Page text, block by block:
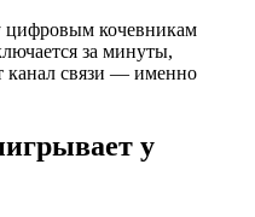
цифровым кочевникам
за минуты,
канал связи — именно
у